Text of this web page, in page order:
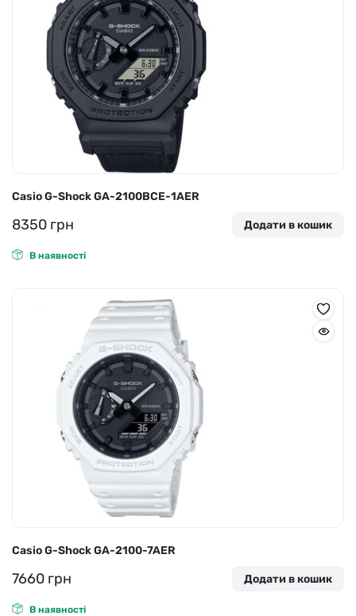
Casio G-Shock GA-2100BCE-1AER
8350 грн Додати в кошик
В наявності
Casio G-Shock GA-2100-7AER
7660 грн Додати в кошик
В наявності